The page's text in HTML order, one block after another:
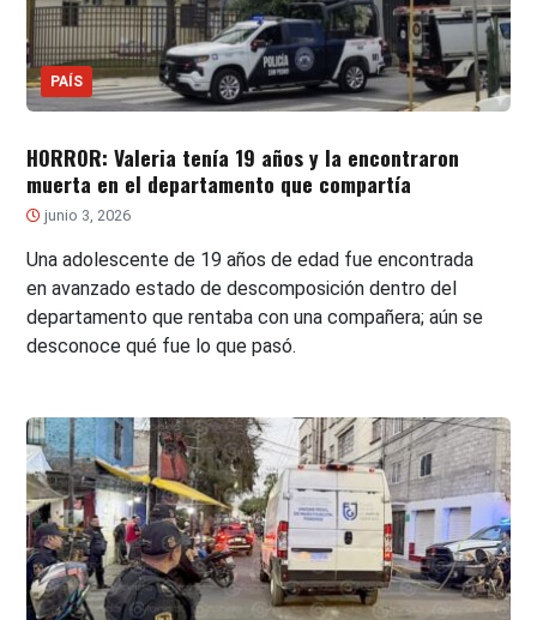
PAÍS
HORROR: Valeria tenía 19 años y la encontraron
muerta en el departamento que compartía
junio 3, 2026
Una adolescente de 19 años de edad fue encontrada
en avanzado estado de descomposición dentro del
departamento que rentaba con una compañera; aún se
desconoce qué fue lo que pasó.